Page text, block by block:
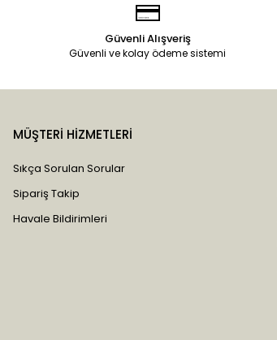
Güvenli Alışveriş
Güvenli ve kolay ödeme sistemi
MÜŞTERİ HİZMETLERİ
Sıkça Sorulan Sorular
Sipariş Takip
Havale Bildirimleri